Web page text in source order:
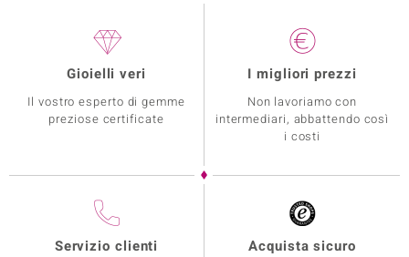
Gioielli veri
Il vostro esperto di gemme
preziose certificate
I migliori prezzi
Non lavoriamo con
intermediari, abbattendo così
i costi
Servizio clienti Acquista sicuro